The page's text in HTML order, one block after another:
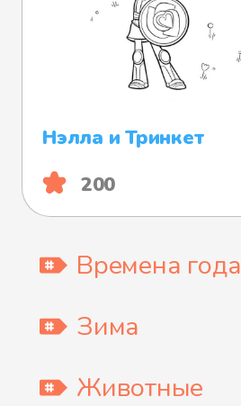
Нэлла и Тринкет
200
Времена года
Зима
Животные